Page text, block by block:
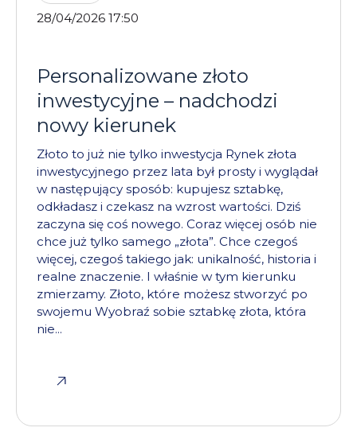
28/04/2026 17:50
Personalizowane złoto
inwestycyjne – nadchodzi
nowy kierunek
Złoto to już nie tylko inwestycja Rynek złota
inwestycyjnego przez lata był prosty i wyglądał
w następujący sposób: kupujesz sztabkę,
odkładasz i czekasz na wzrost wartości. Dziś
zaczyna się coś nowego. Coraz więcej osób nie
chce już tylko samego „złota”. Chce czegoś
więcej, czegoś takiego jak: unikalność, historia i
realne znaczenie. I właśnie w tym kierunku
zmierzamy. Złoto, które możesz stworzyć po
swojemu Wyobraź sobie sztabkę złota, która
nie...